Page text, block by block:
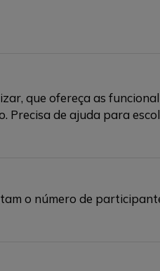
que ofereça as
Precisa de ajuda para
o número de